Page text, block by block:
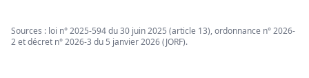
Sources : loi n° 2025-594 du 30 juin 2025 (article 13), ordonnance n° 2026-
2 et décret n° 2026-3 du 5 janvier 2026 (JORF).